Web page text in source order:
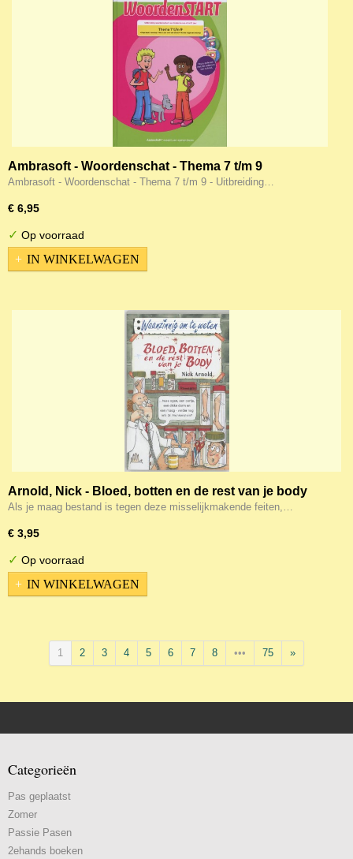
Ambrasoft - Woordenschat - Thema 7 t/m 9
Ambrasoft - Woordenschat - Thema 7 t/m 9 - Uitbreiding…
€ 6,95
✓ Op voorraad
IN WINKELWAGEN
Arnold, Nick - Bloed, botten en de rest van je body
Als je maag bestand is tegen deze misselijkmakende feiten,…
€ 3,95
✓ Op voorraad
IN WINKELWAGEN
1 2 3 4 5 6 7 8 ••• 75 »
Categorieën
Pas geplaatst
Zomer
Passie Pasen
2ehands boeken